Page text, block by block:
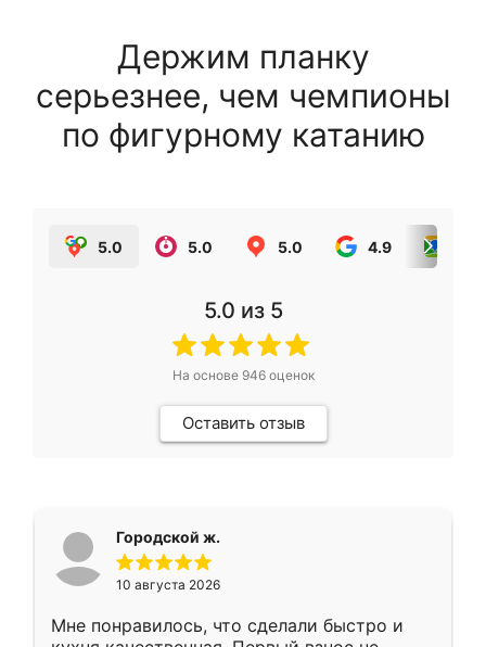
Держим планку
серьезнее, чем чемпионы
по фигурному катанию
5.0 5.0 5.0 4.9
5.0 из 5
На основе 946оценок
Оставить отзыв
Городской ж.
10 августа 2026
Мне понравилось, что сделали быстро и